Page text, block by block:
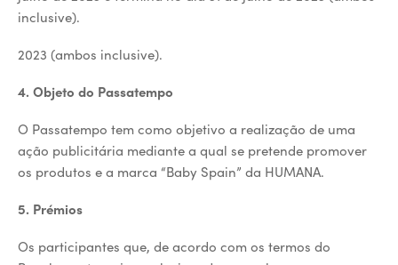
inclusive).
2023 (ambos inclusive).
4. Objeto do Passatempo
O Passatempo tem como objetivo a realização de uma
ação publicitária mediante a qual se pretende promover
os produtos e a marca “Baby Spain” da HUMANA.
5. Prémios
Os participantes que, de acordo com os termos do